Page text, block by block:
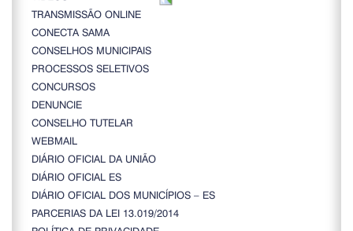
TRANSMISSÃO ONLINE
CONECTA SAMA
CONSELHOS MUNICIPAIS
PROCESSOS SELETIVOS
CONCURSOS
DENUNCIE
CONSELHO TUTELAR
WEBMAIL
DIÁRIO OFICIAL DA UNIÃO
DIÁRIO OFICIAL ES
DIÁRIO OFICIAL DOS MUNICÍPIOS – ES
PARCERIAS DA LEI 13.019/2014